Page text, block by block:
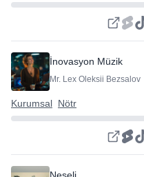
İnovasyon Müzik
Mr. Lex Oleksii Bezsalov
Kurumsal Nötr
Neşeli